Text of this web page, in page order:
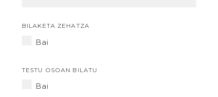
BILAKETA ZEHATZA
Bai
TESTU OSOAN BILATU
Bai